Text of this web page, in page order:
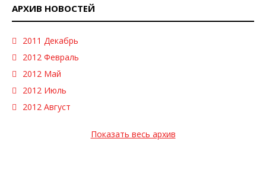
АРХИВ НОВОСТЕЙ
2011 Декабрь
2012 Февраль
2012 Май
2012 Июль
2012 Август
Показать весь архив